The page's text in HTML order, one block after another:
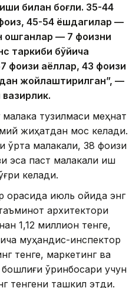
билан боғлиқ. 35-44
45-54 ёшдагилар —
ошганлар — 7 фоизни
таркиби бўйича
фоизи аёллар, 43 фоизи
жойлаштирилган”, —
тузилмаси меҳнат
жиҳатдан мос келади.
ўрта малакали, 38 фоизи
эса паст малакали иш
келади.
орасида июль ойида энг
архитектори
1,12 миллион тенге,
муҳандис-инспектор
тенге, маркетинг ва
ўринбосари учун
тенгени ташкил этди.